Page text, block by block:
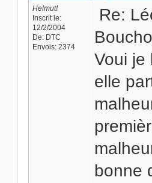
Helmut!
Inscrit le:
12/2/2004
De: DTC
Envois: 2374
Re:
Voui je
elle
bonne